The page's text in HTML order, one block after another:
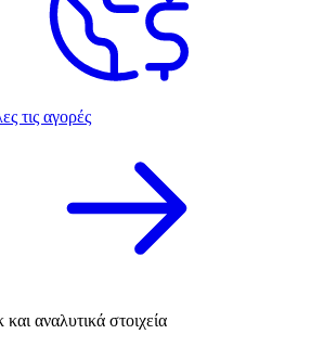
τις αγορές
αναλυτικά στοιχεία